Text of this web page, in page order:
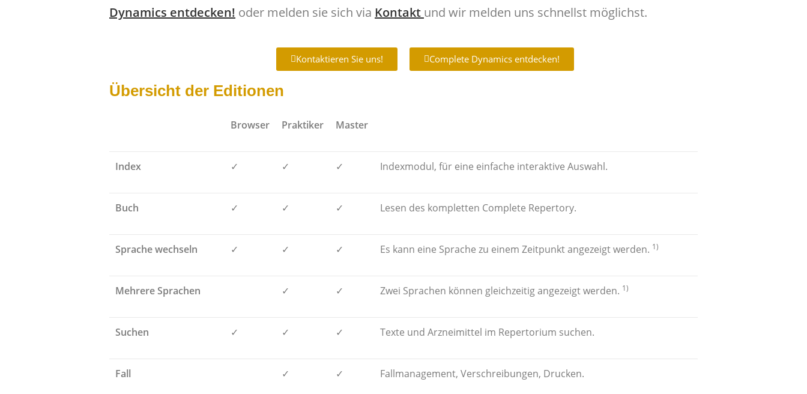
Dynamics entdecken! oder melden sie sich via Kontakt und wir melden uns schnellst möglichst.
Kontaktieren Sie uns! Complete Dynamics entdecken!
Übersicht der Editionen
Browser Praktiker Master
Index ✓ ✓ ✓ Indexmodul, für eine einfache interaktive Auswahl.
Buch ✓ ✓ ✓ Lesen des kompletten Complete Repertory.
Sprache wechseln ✓ ✓ ✓ Es kann eine Sprache zu einem Zeitpunkt angezeigt werden. 1)
Mehrere Sprachen ✓ ✓ Zwei Sprachen können gleichzeitig angezeigt werden. 1)
Suchen ✓ ✓ ✓ Texte und Arzneimittel im Repertorium suchen.
Fall ✓ ✓ Fallmanagement, Verschreibungen, Drucken.